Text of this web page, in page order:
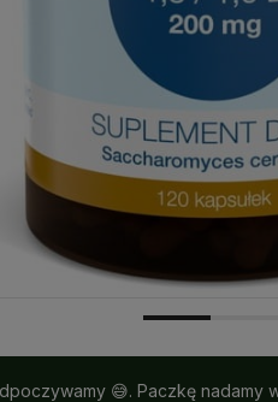
😅. Paczkę nadamy